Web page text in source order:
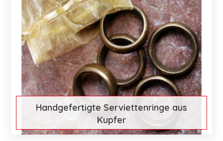
Handgefertigte Serviettenringe aus
Kupfer